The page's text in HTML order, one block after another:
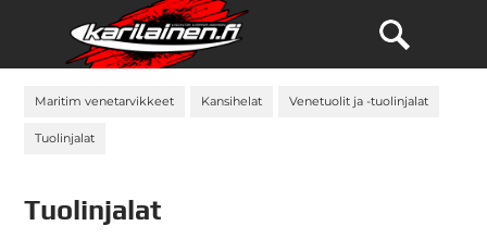
Maritim venetarvikkeet Kansihelat Venetuolit ja -tuolinjalat
Tuolinjalat
Tuolinjalat